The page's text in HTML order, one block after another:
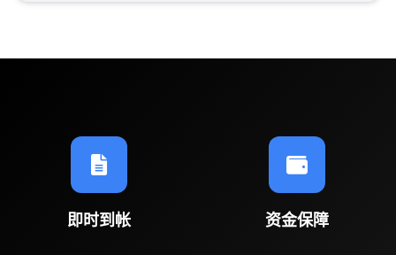
即时到帐 资金保障